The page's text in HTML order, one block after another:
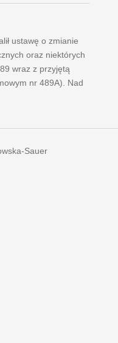
ustawę o zmianie
oraz niektórych
wraz z przyjętą
nr 489A). Nad
Sauer